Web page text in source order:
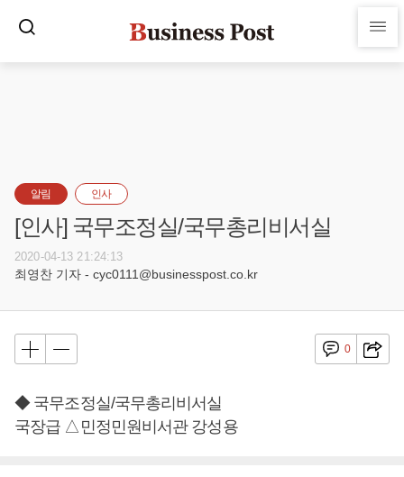
알림 인사
[인사] 국무조정실/국무총리비서실
2020-04-13 21:24:13
최영찬 기자 - cyc0111@businesspost.co.kr
0
◆ 국무조정실/국무총리비서실
국장급 △민정민원비서관 강성용